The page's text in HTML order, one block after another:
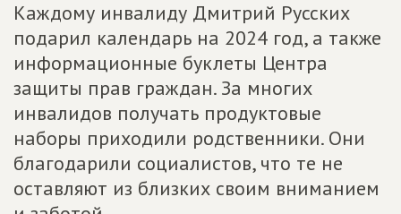
Каждому инвалиду Дмитрий Русских
подарил календарь на 2024 год, а также
информационные буклеты Центра
защиты прав граждан. За многих
инвалидов получать продуктовые
наборы приходили родственники. Они
благодарили социалистов, что те не
оставляют из близких своим вниманием